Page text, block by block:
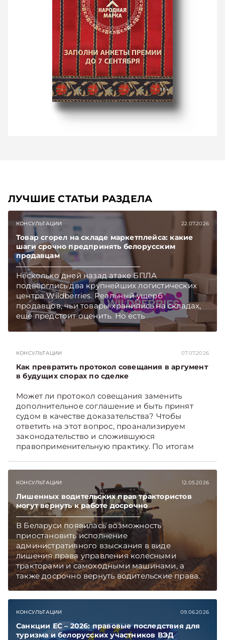
ЛУЧШИЕ СТАТЬИ РАЗДЕЛА
КОНСУЛЬТАЦИИ 22.07.2026
Товар сгорел на складе маркетплейса: какие
шаги срочно предпринять белорусским
продавцам
Несколько дней назад атаке БПЛА
подверглись два крупнейших логистических
центра Wildberries. Реальный ущерб
продавцов, чьи товары хранились на складах,
еще предстоит оценить. Но есть
первоочередные шаги, которые белорусские
компании «Экономические споры» Наталия
ТАБАЛА. Подписывайтесь на Telegram‑канал и
Viber. Главное об экономике Беларуси —
КОНСУЛЬТАЦИИ 07.07.2026
Как превратить протокол совещания в аргумент
в будущих спорах по сделке
Может ли протокол совещания заменить
дополнительное соглашение и быть принят
судом в качестве доказательства? Чтобы
ответить на этот вопрос, проанализируем
законодательство и сложившуюся
правоприменительную практику. По итогам
Главное об экономике Беларуси — раньше,
чем в новостях TelegramViber
КОНСУЛЬТАЦИИ 12.05.2026
Лишенных водительских прав трактористов
могут вернуть к работе досрочно
В Беларуси появилась возможность
приостановить исполнение
административного взыскания в виде
лишения права управления колесными
тракторами и самоходными машинами, а
также досрочно вернуть водительские права.
Механизм предусмотрен в обновленном
чтобы не пропускать новые статьи
TelegramViber
КОНСУЛЬТАЦИИ 09.06.2026
Санкции ЕС – 2026: правовые последствия для
туризма и белорусских участников ВЭД